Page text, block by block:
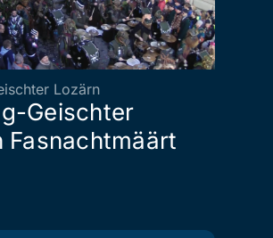
Lozärn
Geischter
Fasnachtmäärt